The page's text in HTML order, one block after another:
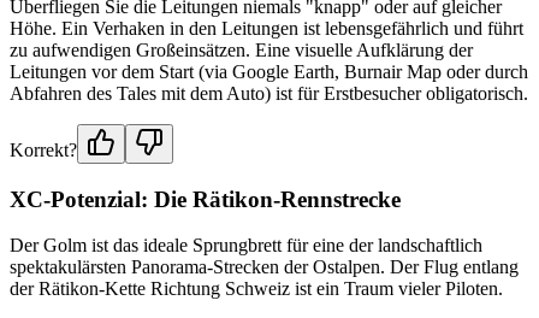
Überfliegen Sie die Leitungen niemals "knapp" oder auf gleicher
Höhe. Ein Verhaken in den Leitungen ist lebensgefährlich und führt
zu aufwendigen Großeinsätzen. Eine visuelle Aufklärung der
Leitungen vor dem Start (via Google Earth, Burnair Map oder durch
Abfahren des Tales mit dem Auto) ist für Erstbesucher obligatorisch.
Korrekt?
XC-Potenzial: Die Rätikon-Rennstrecke
Der Golm ist das ideale Sprungbrett für eine der landschaftlich
spektakulärsten Panorama-Strecken der Ostalpen. Der Flug entlang
der Rätikon-Kette Richtung Schweiz ist ein Traum vieler Piloten.